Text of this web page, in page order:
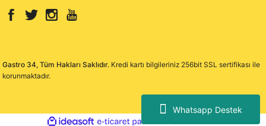
Whatsapp Destek
Gastro 34, Tüm Hakları Saklıdır. Kredi kartı bilgileriniz 256bit SSL sertifikası ile
korunmaktadır.
ideasoft